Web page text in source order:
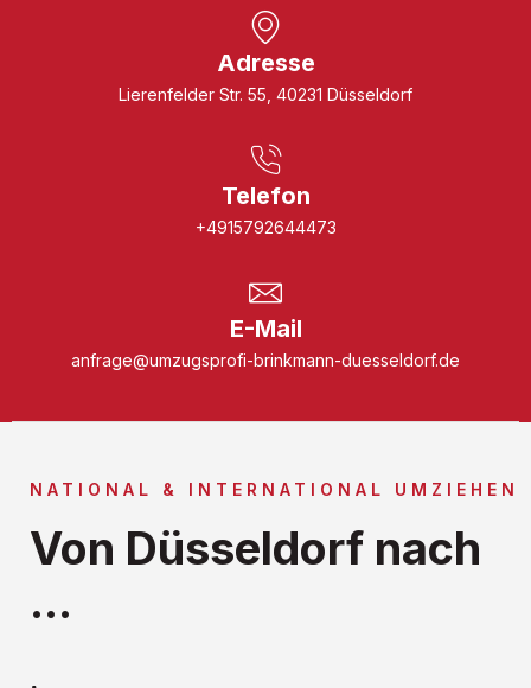
Adresse
Lierenfelder Str. 55, 40231 Düsseldorf
Telefon
+4915792644473
E-Mail
anfrage@umzugsprofi-brinkmann-duesseldorf.de
NATIONAL & INTERNATIONAL UMZIEHEN
Von Düsseldorf nach
...